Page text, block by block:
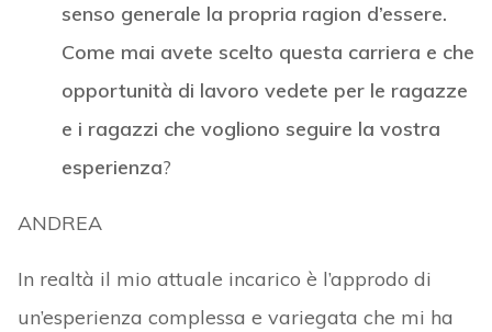
senso generale la propria ragion d’essere.
Come mai avete scelto questa carriera e che
opportunità di lavoro vedete per le ragazze
e i ragazzi che vogliono seguire la vostra
esperienza?
ANDREA
In realtà il mio attuale incarico è l’approdo di
un’esperienza complessa e variegata che mi ha